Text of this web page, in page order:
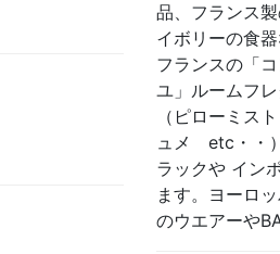
品、フランス
イボリーの食
フランスの「
ユ」ルームフ
（ピローミス
ュメ etc・・
ラックや イン
ます。ヨーロ
のウエアーや